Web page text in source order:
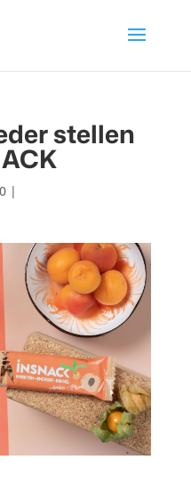
stellen
|